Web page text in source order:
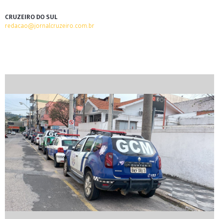
CRUZEIRO DO SUL
redacao@jornalcruzeiro.com.br